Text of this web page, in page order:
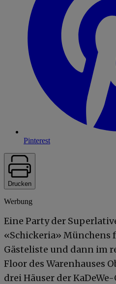
Pinterest
Drucken
Werbung
Eine Party der
«Schickeria» Münchens
Gästeliste und dann im
Floor des Warenhauses
drei Häuser der